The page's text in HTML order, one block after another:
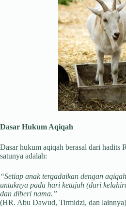
Dasar Hukum Aqiqah
Dasar hukum aqiqah berasal dari hadits
satunya adalah:
“Setiap anak tergadaikan dengan
untuknya pada hari ketujuh (dari
dan diberi nama.”
(HR. Abu Dawud, Tirmidzi, dan lainnya)